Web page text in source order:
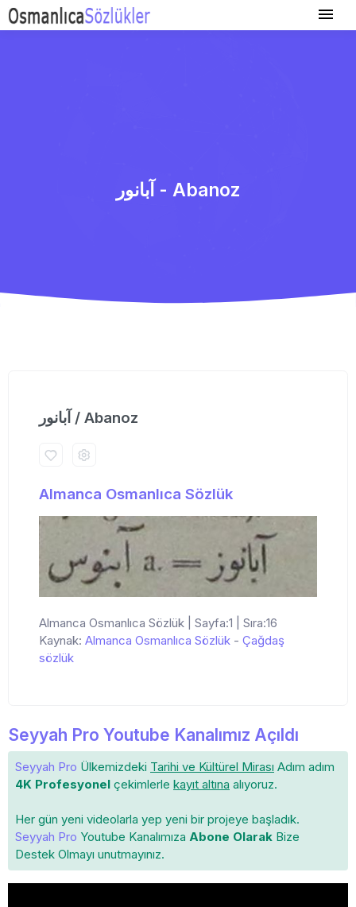
آبانور - Abanoz
آبانور / Abanoz
Almanca Osmanlıca Sözlük
Almanca Osmanlıca Sözlük | Sayfa:1 | Sıra:16
Kaynak: Almanca Osmanlıca Sözlük - Çağdaş
sözlük
Seyyah Pro Youtube Kanalımız Açıldı
Seyyah Pro Ülkemizdeki Tarihi ve Kültürel Mirası Adım adım
4K Profesyonel çekimlerle kayıt altına alıyoruz.
Her gün yeni videolarla yep yeni bir projeye başladık.
Seyyah Pro Youtube Kanalımıza Abone Olarak Bize
Destek Olmayı unutmayınız.